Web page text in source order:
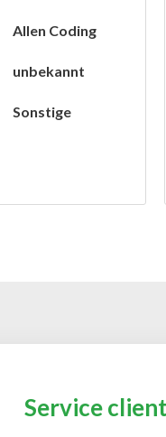
Allen Coding
unbekannt
Sonstige
Service